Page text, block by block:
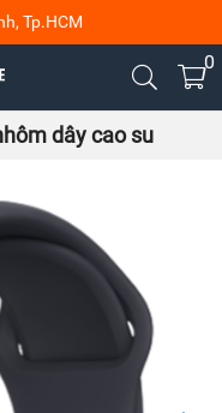
Tp.HCM
0
dây cao su